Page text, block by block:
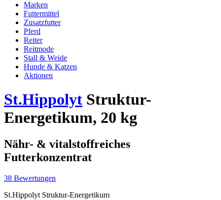
Marken
Futtermittel
Zusatzfutter
Pferd
Reiter
Reitmode
Stall & Weide
Hunde & Katzen
Aktionen
St.Hippolyt Struktur-
Energetikum, 20 kg
Nähr- & vitalstoffreiches
Futterkonzentrat
38 Bewertungen
St.Hippolyt Struktur-Energetikum